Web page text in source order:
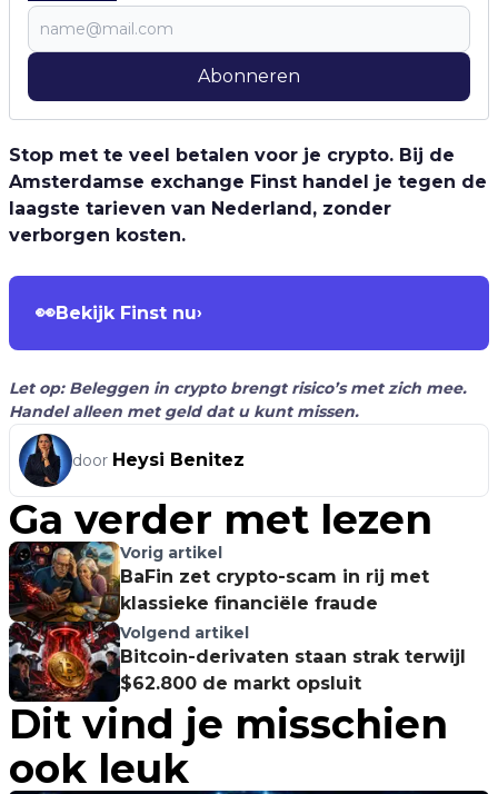
Abonneren
Stop met te veel betalen voor je crypto. Bij de
Amsterdamse exchange Finst handel je tegen de
laagste tarieven van Nederland, zonder
verborgen kosten.
👀Bekijk Finst nu›
Let op: Beleggen in crypto brengt risico’s met zich mee.
Handel alleen met geld dat u kunt missen.
door Heysi Benitez
Ga verder met lezen
Vorig artikel
BaFin zet crypto-scam in rij met
klassieke financiële fraude
Volgend artikel
Bitcoin-derivaten staan strak terwijl
$62.800 de markt opsluit
Dit vind je misschien
ook leuk